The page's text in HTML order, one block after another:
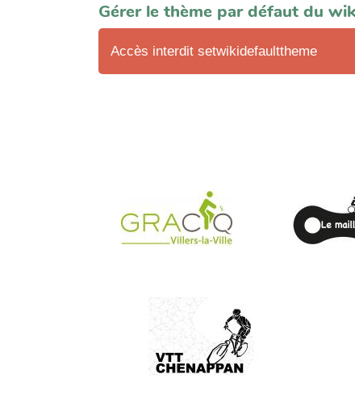
Gérer le thème par défaut du
Accès interdit setwikidefaulttheme